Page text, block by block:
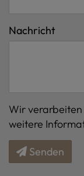
Nachricht
Wir
weitere
Senden